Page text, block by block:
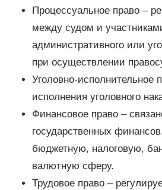
Процессуальное право –
между судом и
административного или
при осуществлении
Уголовно-исполнительное
исполнения уголовного
Финансовое право –
государственных
бюджетную, налоговую,
валютную сферу.
Трудовое право –